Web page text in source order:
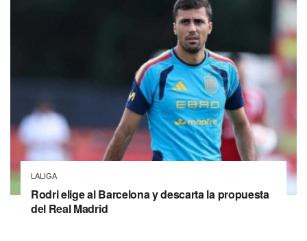
LALIGA
Rodri elige al Barcelona y descarta la propuesta
del Real Madrid